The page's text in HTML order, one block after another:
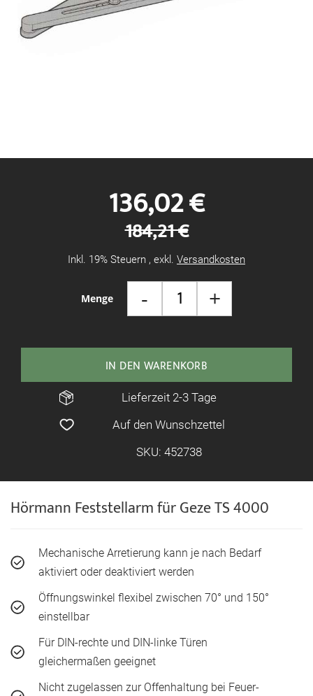
Hörmann Feststellarm für Geze TS 4000
Menge - +
136,02 €
184,21 €
Inkl. 19% Steuern , exkl. Versandkosten
IN DEN WARENKORB
Lieferzeit 2-3 Tage
Auf den Wunschzettel
SKU: 452738
Mechanische Arretierung kann je nach Bedarf
aktiviert oder deaktiviert werden
Öffnungswinkel flexibel zwischen 70° und 150°
einstellbar
Für DIN-rechte und DIN-linke Türen
gleichermaßen geeignet
Nicht zugelassen zur Offenhaltung bei Feuer-